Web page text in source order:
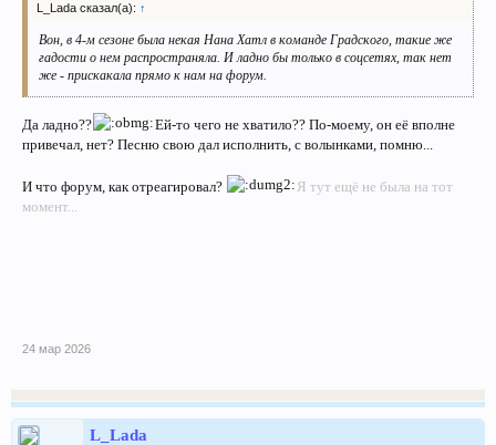
L_Lada сказал(а): ↑
Вон, в 4-м сезоне была некая Нана Хатл в команде Градского, такие же
гадости о нем распространяла. И ладно бы только в соцсетях, так нет
же - прискакала прямо к нам на форум.
Да ладно??
Ей-то чего не хватило?? По-моему, он её вполне
привечал, нет? Песню свою дал исполнить, с волынками, помню...
И что форум, как отреагировал?
Я тут ещё не была на тот
момент...
24 мар 2026
L_Lada